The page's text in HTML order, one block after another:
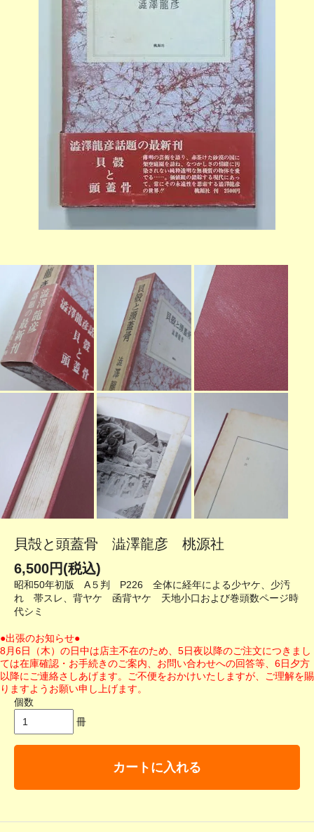
貝殻と頭蓋骨 澁澤龍彦 桃源社
6,500円(税込)
昭和50年初版 A５判 P226 全体に経年による少ヤケ、少汚
れ 帯スレ、背ヤケ 函背ヤケ 天地小口および巻頭数ページ時
代シミ
●出張のお知らせ●
8月6日（木）の日中は店主不在のため、5日夜以降のご注文につきまし
ては在庫確認・お手続きのご案内、お問い合わせへの回答等、6日夕方
以降にご連絡さしあげます。ご不便をおかけいたしますが、ご理解を賜
りますようお願い申し上げます。
個数
冊
カートに入れる